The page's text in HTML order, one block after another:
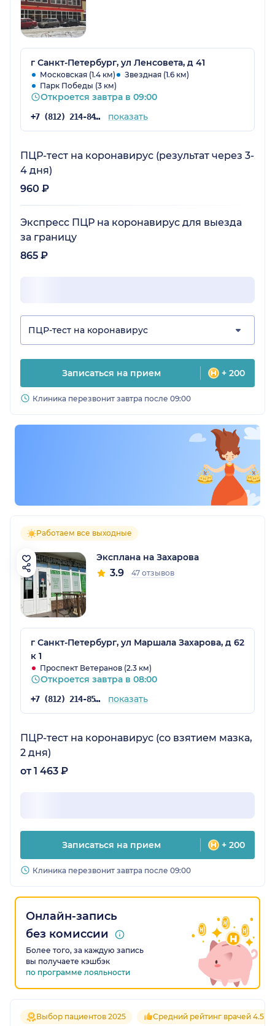
г Санкт-Петербург, ул Ленсовета, д 41
Московская (1.4 км)
Звездная (1.6 км)
Парк Победы (3 км)
Откроется завтра в 09:00
+7 (812) 214-84-90 показать
ПЦР-тест на коронавирус (результат через 3-
4 дня)
960 ₽
Экспресс ПЦР на коронавирус для выезда
за границу
865 ₽
ПЦР-тест на коронавирус
Записаться на прием + 200
Клиника перезвонит завтра после 09:00
Работаем все выходные
Эксплана на Захарова
3.9 47 отзывов
г Санкт-Петербург, ул Маршала Захарова, д 62
к 1
Проспект Ветеранов (2.3 км)
Откроется завтра в 08:00
+7 (812) 214-85-23 показать
ПЦР-тест на коронавирус (со взятием мазка,
2 дня)
от 1 463 ₽
Записаться на прием + 200
Клиника перезвонит завтра после 09:00
Онлайн-запись
без комиссии
Более того, за каждую запись
вы получаете кэшбэк
по программе лояльности
Выбор пациентов 2025 Средний рейтинг врачей 4.5